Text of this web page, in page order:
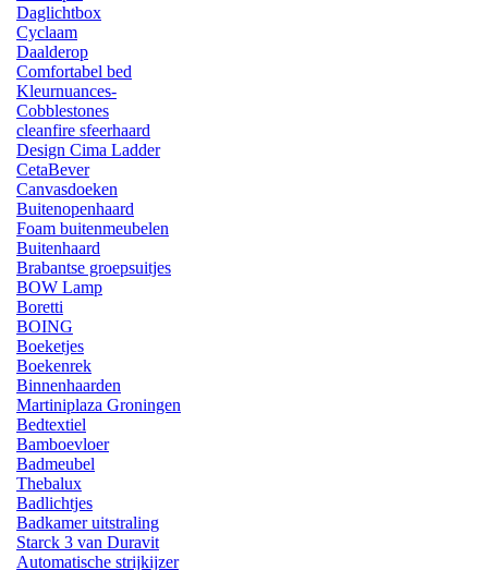
Daglichtbox
Cyclaam
Daalderop
Comfortabel bed
Kleurnuances-
Cobblestones
cleanfire sfeerhaard
Design Cima Ladder
CetaBever
Canvasdoeken
Buitenopenhaard
Foam buitenmeubelen
Buitenhaard
Brabantse groepsuitjes
BOW Lamp
Boretti
BOING
Boeketjes
Boekenrek
Binnenhaarden
Martiniplaza Groningen
Bedtextiel
Bamboevloer
Badmeubel
Thebalux
Badlichtjes
Badkamer uitstraling
Starck 3 van Duravit
Automatische strijkijzer